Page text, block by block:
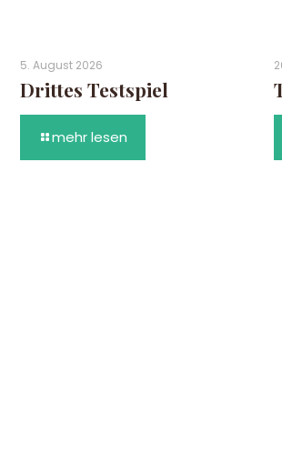
5. August 2026
Drittes Testspiel
mehr lesen